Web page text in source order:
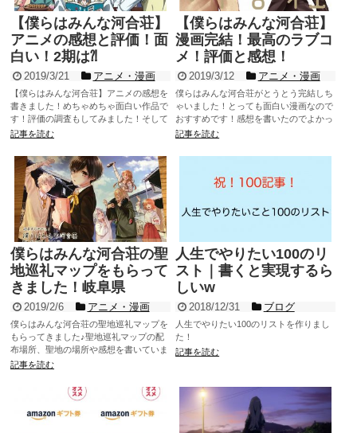
【僕らはみんな河合荘】
アニメの感想と評価！面
白い！2期は⁈
2019/3/21 アニメ・漫画
【僕らはみんな河合荘】アニメの感想を
書きました！めちゃめちゃ面白い作品で
す！評価の調査もしてみました！そして
2期はやるのかについても書いています⁈
サービスも紹介しています♪
記事を読む
【僕らはみんな河合荘】
漫画完結！最高のラブコ
メ！評価と感想！
2019/3/12 アニメ・漫画
僕らはみんな河合荘がとうとう完結しち
ゃいました！とっても面白い漫画なので
おすすめです！感想を書いたのでよかっ
たら読んでください♪
記事を読む
僕らはみんな河合荘の聖
地巡礼マップをもらって
きました！岐阜県
2019/2/6 アニメ・漫画
僕らはみんな河合荘の聖地巡礼マップを
もらってきました♪聖地巡礼マップの配
布場所、聖地の場所や感想を書いていま
す！またレンタル自転車で聖地を巡る方
記事を読む
人生でやりたい100のリ
スト｜書くと実現するら
しいw
2018/12/31 ブログ
人生でやりたい100のリストを作りまし
た！
記事を読む